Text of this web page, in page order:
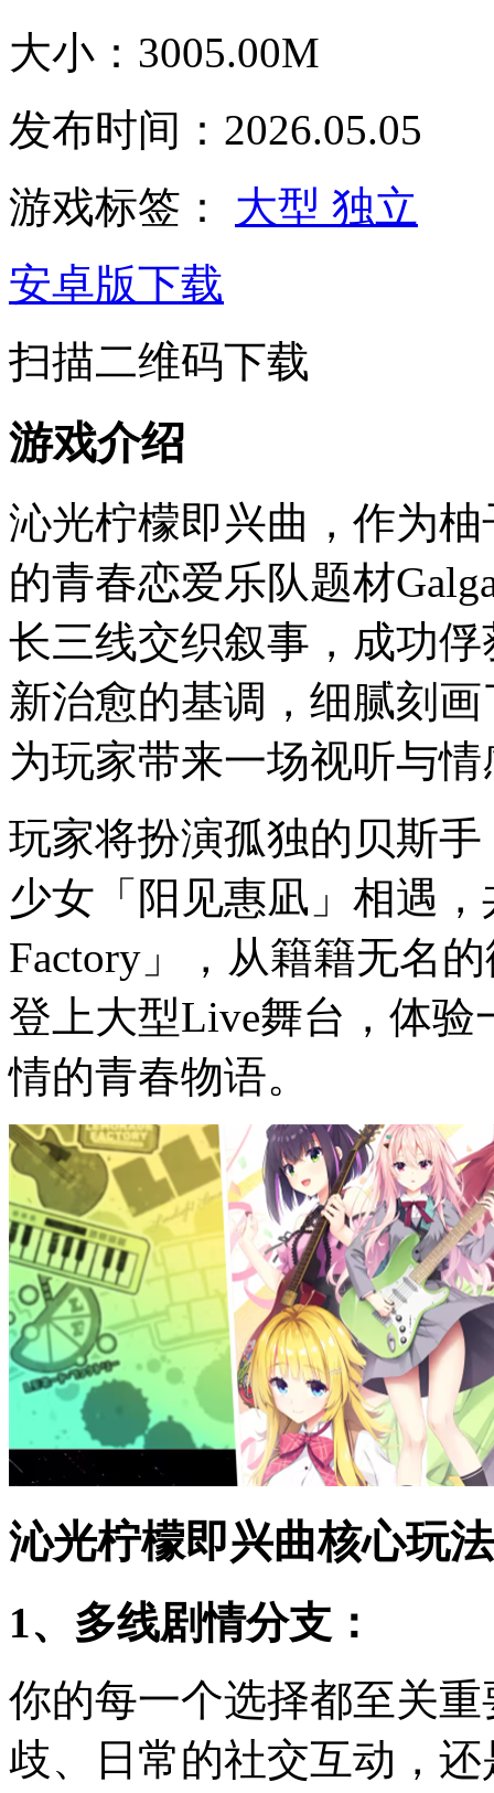
大小：3005.00M
发布时间：2026.05.05
游戏标签： 大型 独立
安卓版下载
扫描二维码下载
游戏介绍
沁光柠檬即兴曲，作为
的青春恋爱乐队题材
长三线交织叙事，成功
新治愈的基调，细腻刻
为玩家带来一场视听与
玩家将扮演孤独的贝斯
少女「阳见惠凪」相遇，
Factory」，从籍籍无名
登上大型Live舞台，体
情的青春物语。
沁光柠檬即兴曲核心玩法
1、多线剧情分支：
你的每一个选择都至关
歧、日常的社交互动，